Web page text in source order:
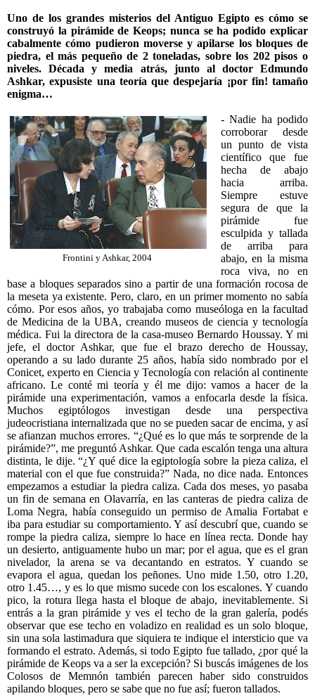
Uno de los grandes misterios del Antiguo Egipto es cómo se
construyó la pirámide de Keops; nunca se ha podido explicar
cabalmente cómo pudieron moverse y apilarse los bloques de
piedra, el más pequeño de 2 toneladas, sobre los 202 pisos o
niveles. Década y media atrás, junto al doctor Edmundo
Ashkar, expusiste una teoría que despejaría ¡por fin! tamaño
enigma…
Frontini y Ashkar, 2004
- Nadie ha podido
corroborar desde
un punto de vista
científico que fue
hecha de abajo
hacia arriba.
Siempre estuve
segura de que la
pirámide fue
esculpida y tallada
de arriba para
abajo, en la misma
roca viva, no en
base a bloques separados sino a partir de una formación rocosa de
la meseta ya existente. Pero, claro, en un primer momento no sabía
cómo. Por esos años, yo trabajaba como museóloga en la facultad
de Medicina de la UBA, creando museos de ciencia y tecnología
médica. Fui la directora de la casa-museo Bernardo Houssay. Y mi
jefe, el doctor Ashkar, que fue el brazo derecho de Houssay,
operando a su lado durante 25 años, había sido nombrado por el
Conicet, experto en Ciencia y Tecnología con relación al continente
africano. Le conté mi teoría y él me dijo: vamos a hacer de la
pirámide una experimentación, vamos a enfocarla desde la física.
Muchos egiptólogos investigan desde una perspectiva
judeocristiana internalizada que no se pueden sacar de encima, y así
se afianzan muchos errores. “¿Qué es lo que más te sorprende de la
pirámide?”, me preguntó Ashkar. Que cada escalón tenga una altura
distinta, le dije. “¿Y qué dice la egiptología sobre la pieza caliza, el
material con el que fue construida?” Nada, no dice nada. Entonces
empezamos a estudiar la piedra caliza. Cada dos meses, yo pasaba
un fin de semana en Olavarría, en las canteras de piedra caliza de
Loma Negra, había conseguido un permiso de Amalia Fortabat e
iba para estudiar su comportamiento. Y así descubrí que, cuando se
rompe la piedra caliza, siempre lo hace en línea recta. Donde hay
un desierto, antiguamente hubo un mar; por el agua, que es el gran
nivelador, la arena se va decantando en estratos. Y cuando se
evapora el agua, quedan los peñones. Uno mide 1.50, otro 1.20,
otro 1.45…, y es lo que mismo sucede con los escalones. Y cuando
pico, la rotura llega hasta el bloque de abajo, inevitablemente. Si
entrás a la gran pirámide y ves el techo de la gran galería, podés
observar que ese techo en voladizo en realidad es un solo bloque,
sin una sola lastimadura que siquiera te indique el intersticio que va
formando el estrato. Además, si todo Egipto fue tallado, ¿por qué la
pirámide de Keops va a ser la excepción? Si buscás imágenes de los
Colosos de Memnón también parecen haber sido construidos
apilando bloques, pero se sabe que no fue así; fueron tallados.